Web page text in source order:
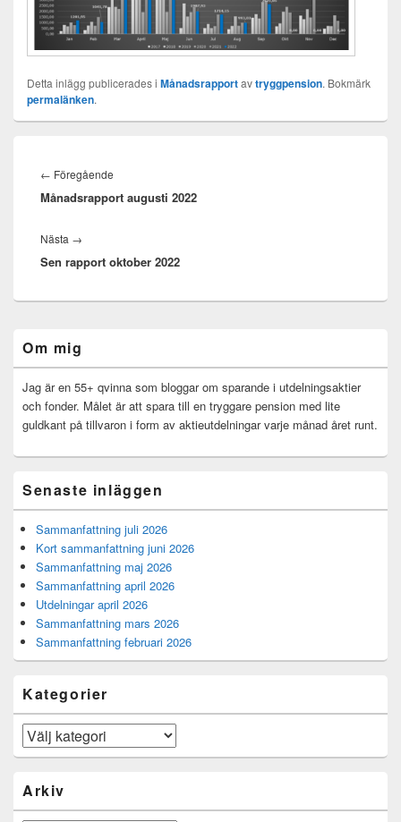
Detta inlägg publicerades i Månadsrapportavtryggpension. Bokmärk
permalänken.
← Föregående
inlägg:
Månadsrapport augusti 2022
Nästa →
inlägg:
Sen rapport oktober 2022
sidofältet
Widget
område
Om mig
Jag är en 55+ qvinna som bloggar om sparande i utdelningsaktier
och fonder. Målet är att spara till en tryggare pension med lite
guldkant på tillvaron i form av aktieutdelningar varje månad året runt.
Senaste inläggen
Sammanfattning juli 2026
Kort sammanfattning juni 2026
Sammanfattning maj 2026
Sammanfattning april 2026
Utdelningar april 2026
Sammanfattning mars 2026
Sammanfattning februari 2026
Kategorier
Kategorier
Arkiv